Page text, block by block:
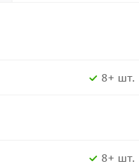
8+ шт.
8+ шт.